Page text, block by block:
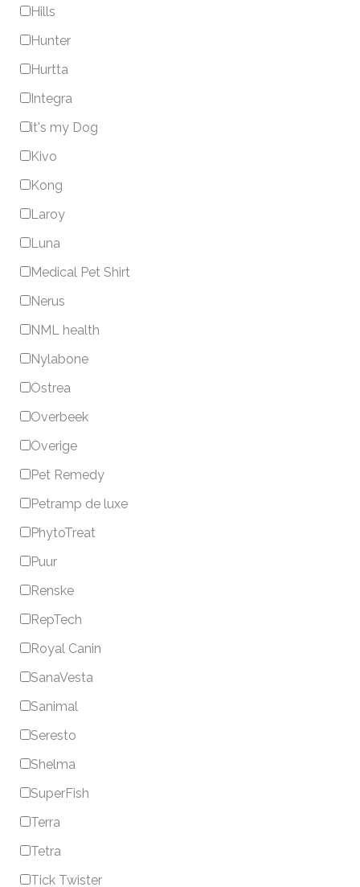
Hills
Hunter
Hurtta
Integra
it's my Dog
Kivo
Kong
Laroy
Luna
Medical Pet Shirt
Nerus
NML health
Nylabone
Ostrea
Overbeek
Overige
Pet Remedy
Petramp de luxe
PhytoTreat
Puur
Renske
RepTech
Royal Canin
SanaVesta
Sanimal
Seresto
Shelma
SuperFish
Terra
Tetra
Tick Twister